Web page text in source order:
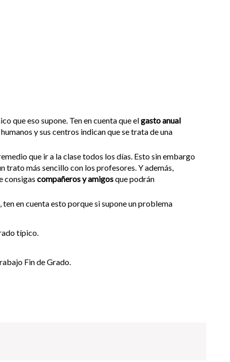
que eso supone. Ten en cuenta que elgasto anual
y sus centros indican que se trata de una
que ir a la clase todos los días. Esto sin embargo
trato más sencillo con los profesores. Y además,
consigas compañeros y amigosque podrán
, ten en cuenta esto porque si supone un problema
típico.
Fin de Grado.